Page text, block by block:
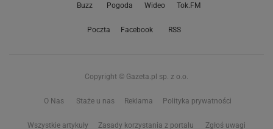
Buzz Pogoda Wideo Tok.FM
Poczta Facebook RSS
Copyright © Gazeta.pl sp. z o.o.
O Nas Staże u nas Reklama Polityka prywatności
Wszystkie artykuły Zasady korzystania z portalu Zgłoś uwagi